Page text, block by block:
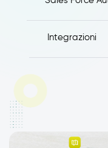
Integrazioni